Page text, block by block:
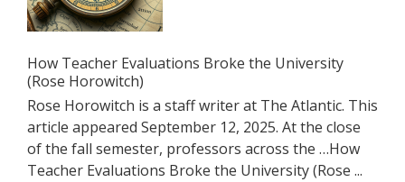
How Teacher Evaluations Broke the University
(Rose Horowitch)
Rose Horowitch is a staff writer at The Atlantic. This
article appeared September 12, 2025. At the close
of the fall semester, professors across the …How
Teacher Evaluations Broke the University (Rose ...